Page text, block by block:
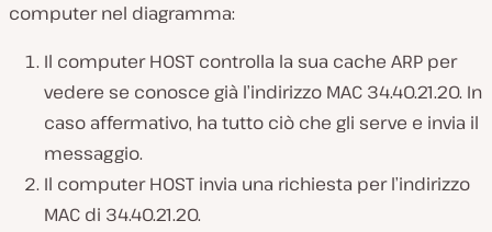
computer nel diagramma:
Il computer HOST controlla la sua cache ARP per
vedere se conosce già l’indirizzo MAC 34.40.21.20. In
caso affermativo, ha tutto ciò che gli serve e invia il
messaggio.
Il computer HOST invia una richiesta per l’indirizzo
MAC di 34.40.21.20.